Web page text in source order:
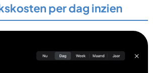
per dag inzien